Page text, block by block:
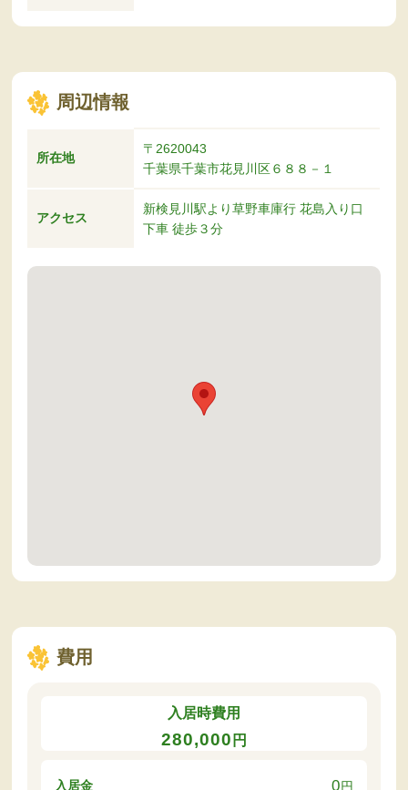
周辺情報
所在地
〒2620043
千葉県千葉市花見川区６８８－１
アクセス
新検見川駅より草野車庫行 花島入り口
下車 徒歩３分
費用
入居時費用
280,000 円
入居金 0円